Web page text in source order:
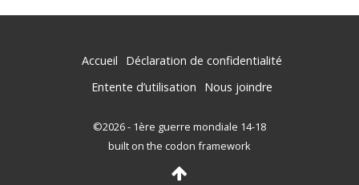
Accueil
Déclaration de confidentialité
Entente d’utilisation
Nous joindre
©2026 - 1ère guerre mondiale 14-18
built on the codon framework